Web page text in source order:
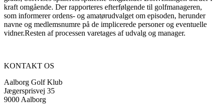
kraft omgående. Der rapporteres efterfølgende til golfmanageren,
som informerer ordens- og amatørudvalget om episoden, herunder
navne og medlemsnumre på de implicerede personer og eventuelle
vidner.Resten af processen varetages af udvalg og manager.
KONTAKT OS
Aalborg Golf Klub
Jægersprisvej 35
9000 Aalborg